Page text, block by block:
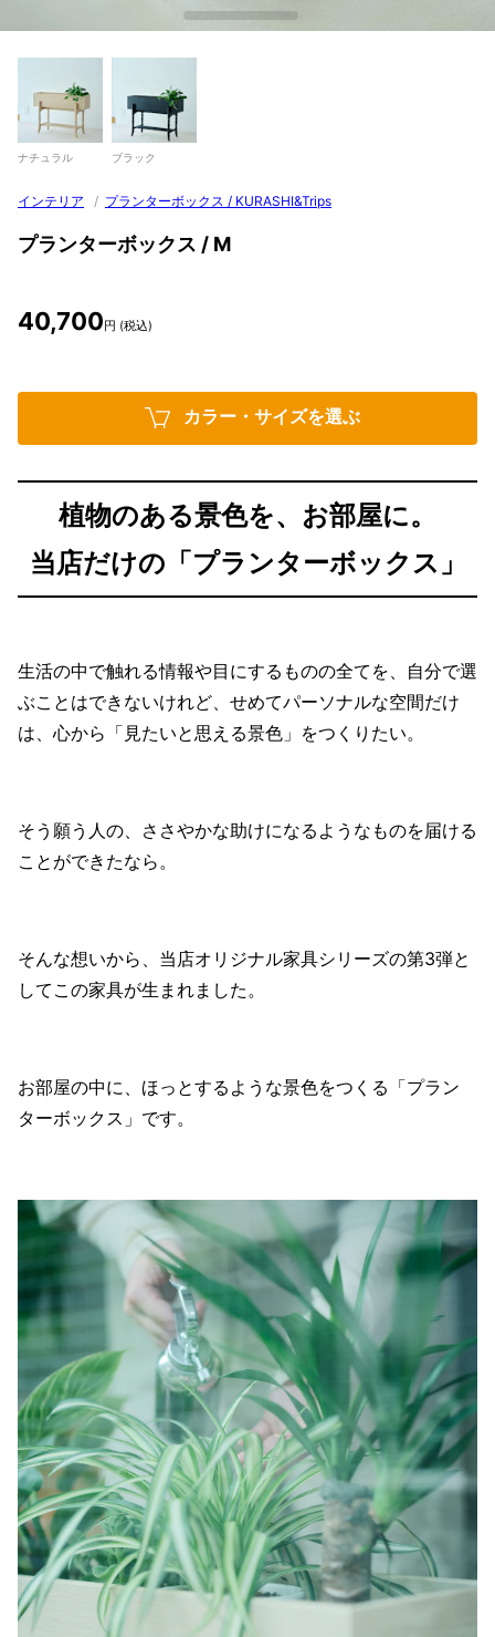
ナチュラル ブラック
インテリア / プランターボックス / KURASHI&Trips
プランターボックス / M
40,700円 (税込)
カラー・サイズを選ぶ
植物のある景色を、お部屋に。
当店だけの「プランターボックス」
生活の中で触れる情報や目にするものの全てを、自分で選
ぶことはできないけれど、せめてパーソナルな空間だけ
は、心から「見たいと思える景色」をつくりたい。
そう願う人の、ささやかな助けになるようなものを届ける
ことができたなら。
そんな想いから、当店オリジナル家具シリーズの第3弾と
してこの家具が生まれました。
お部屋の中に、ほっとするような景色をつくる「プラン
ターボックス」です。